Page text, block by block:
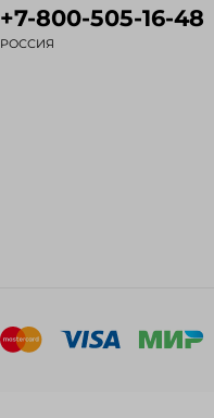
+7-800-505-16-48
РОССИЯ